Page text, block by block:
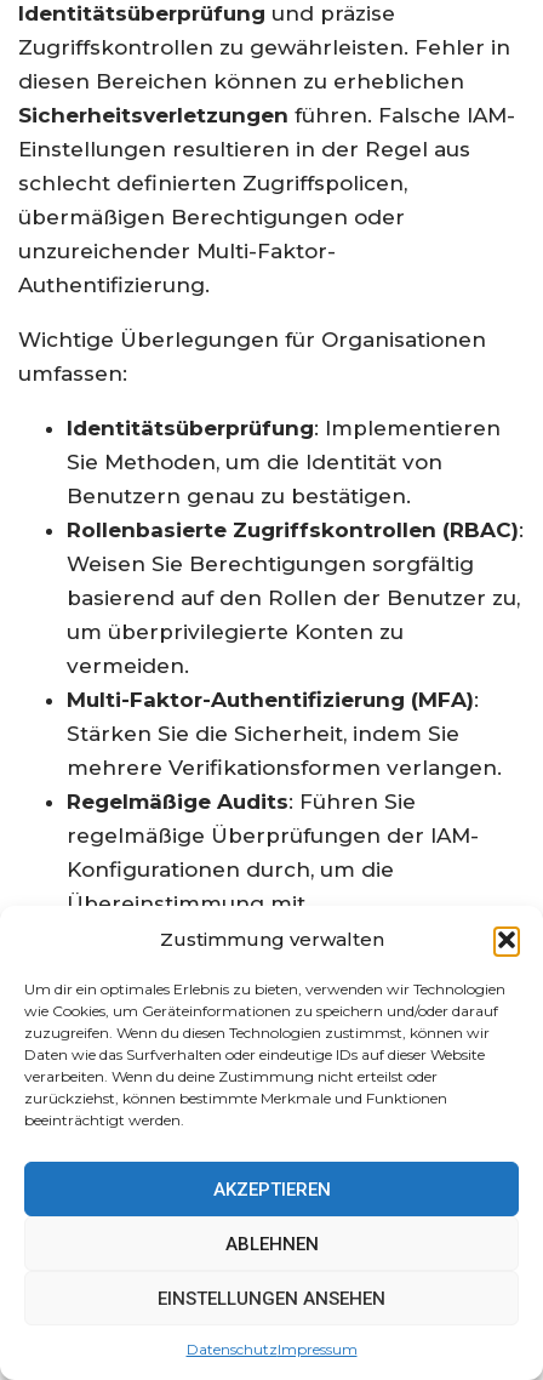
Zustimmung verwalten
Um dir ein optimales Erlebnis zu bieten, verwenden wir Technologien
wie Cookies, um Geräteinformationen zu speichern und/oder darauf
zuzugreifen. Wenn du diesen Technologien zustimmst, können wir
Daten wie das Surfverhalten oder eindeutige IDs auf dieser Website
verarbeiten. Wenn du deine Zustimmung nicht erteilst oder
zurückziehst, können bestimmte Merkmale und Funktionen
beeinträchtigt werden.
AKZEPTIEREN
ABLEHNEN
EINSTELLUNGEN ANSEHEN
DatenschutzImpressum
Identitätsüberprüfung und präzise
Zugriffskontrollen zu gewährleisten. Fehler in
diesen Bereichen können zu erheblichen
Sicherheitsverletzungen führen. Falsche IAM-
Einstellungen resultieren in der Regel aus
schlecht definierten Zugriffspolicen,
übermäßigen Berechtigungen oder
unzureichender Multi-Faktor-
Authentifizierung.
Wichtige Überlegungen für Organisationen
umfassen:
Identitätsüberprüfung: Implementieren
Sie Methoden, um die Identität von
Benutzern genau zu bestätigen.
Rollenbasierte Zugriffskontrollen (RBAC):
Weisen Sie Berechtigungen sorgfältig
basierend auf den Rollen der Benutzer zu,
um überprivilegierte Konten zu
vermeiden.
Multi-Faktor-Authentifizierung (MFA):
Stärken Sie die Sicherheit, indem Sie
mehrere Verifikationsformen verlangen.
Regelmäßige Audits: Führen Sie
regelmäßige Überprüfungen der IAM-
Konfigurationen durch, um die
Übereinstimmung mit
Sicherheitsrichtlinien zu gewährleisten.
Gewähren Sie das minimale Maß an
Zugriff, das Benutzer benötigen, um ihre
Arbeit zu erledigen.
Die Bewältigung dieser Probleme kann die
Sicherheitslageeiner Organisation erheblich
verbessern und sensible Informationen
Absenz von